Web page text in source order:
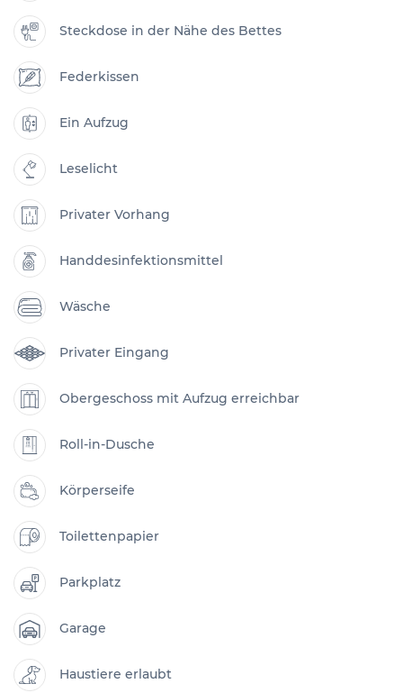
Steckdose in der Nähe des Bettes
Federkissen
Ein Aufzug
Leselicht
Privater Vorhang
Handdesinfektionsmittel
Wäsche
Privater Eingang
Obergeschoss mit Aufzug erreichbar
Roll-in-Dusche
Körperseife
Toilettenpapier
Parkplatz
Garage
Haustiere erlaubt